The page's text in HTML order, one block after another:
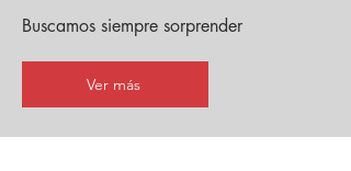
Buscamos siempre sorprender
Ver más